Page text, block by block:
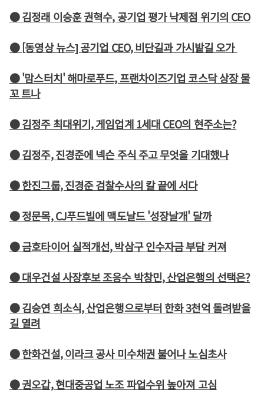
● 김정래 이승훈 권혁수, 공기업 평가 낙제점 위기의 CEO
● [동영상 뉴스] 공기업 CEO, 비단길과 가시밭길 오가
● '맘스터치' 해마로푸드, 프랜차이즈기업 코스닥 상장 물
꼬 트나
● 김정주 최대위기, 게임업계 1세대 CEO의 현주소는?
● 김정주, 진경준에 넥슨 주식 주고 무엇을 기대했나
● 한진그룹, 진경준 검찰수사의 칼 끝에 서다
● 정문목, CJ푸드빌에 맥도날드 '성장날개' 달까
● 금호타이어 실적개선, 박삼구 인수자금 부담 커져
● 대우건설 사장후보 조응수 박창민, 산업은행의 선택은?
● 김승연 희소식, 산업은행으로부터 한화 3천억 돌려받을
길 열려
● 한화건설, 이라크 공사 미수채권 불어나 노심초사
● 권오갑, 현대중공업 노조 파업수위 높아져 고심